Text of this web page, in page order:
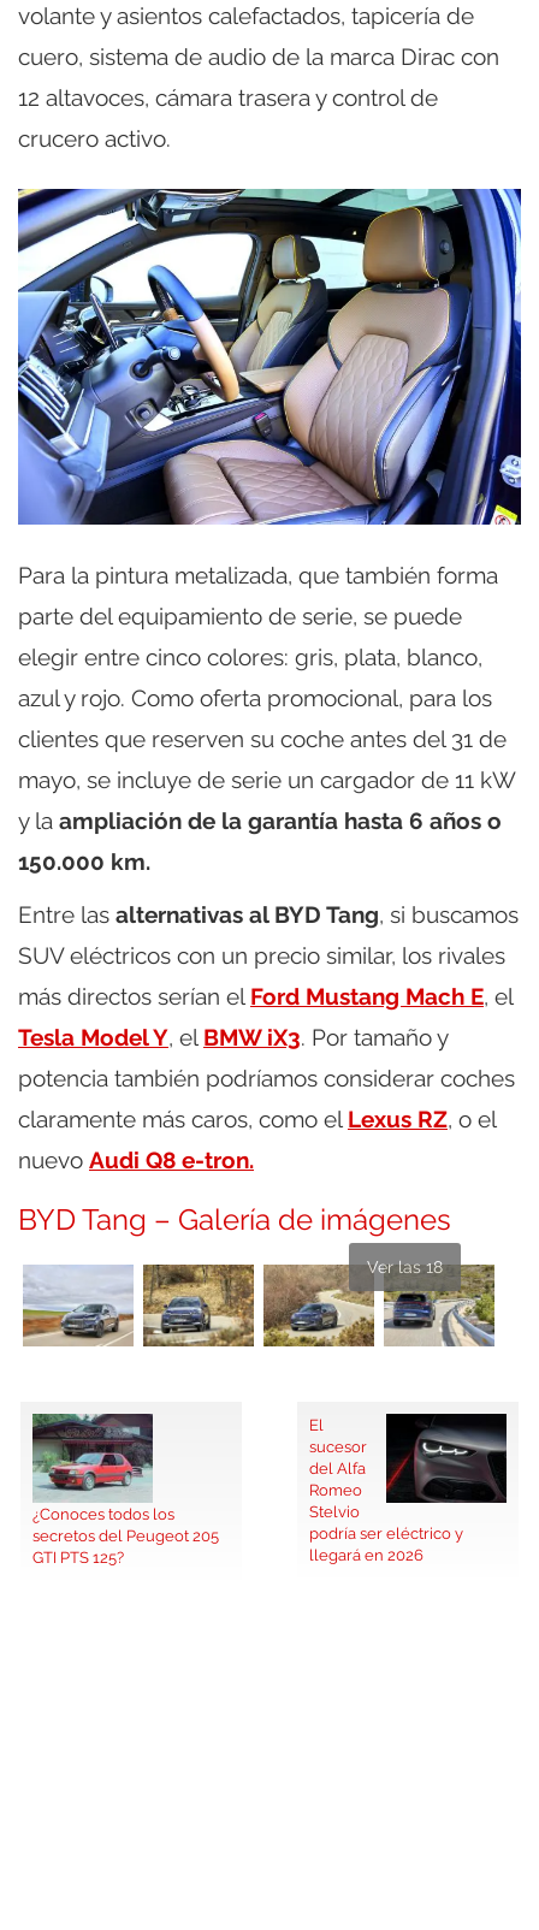
volante y asientos calefactados, tapicería de
cuero, sistema de audio de la marca Dirac con
12 altavoces, cámara trasera y control de
crucero activo.
Para la pintura metalizada, que también forma
parte del equipamiento de serie, se puede
elegir entre cinco colores: gris, plata, blanco,
azul y rojo. Como oferta promocional, para los
clientes que reserven su coche antes del 31 de
mayo, se incluye de serie un cargador de 11 kW
y la ampliación de la garantía hasta 6 años o
150.000 km.
Entre las alternativas al BYD Tang, si buscamos
SUV eléctricos con un precio similar, los rivales
más directos serían el Ford Mustang Mach E, el
Tesla Model Y, el BMW iX3. Por tamaño y
potencia también podríamos considerar coches
claramente más caros, como el Lexus RZ, o el
nuevo Audi Q8 e-tron.
BYD Tang – Galería de imágenes
Ver las 18
¿Conoces todos los
secretos del Peugeot 205
GTI PTS 125?
El
sucesor
del Alfa
Romeo
Stelvio
podría ser eléctrico y
llegará en 2026